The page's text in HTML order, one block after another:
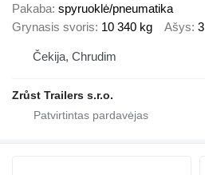
Pakaba spyruoklė/pneumatika
Grynasis svoris 10 340 kg Ašys 3
Čekija, Chrudim
Zrůst Trailers s.r.o.